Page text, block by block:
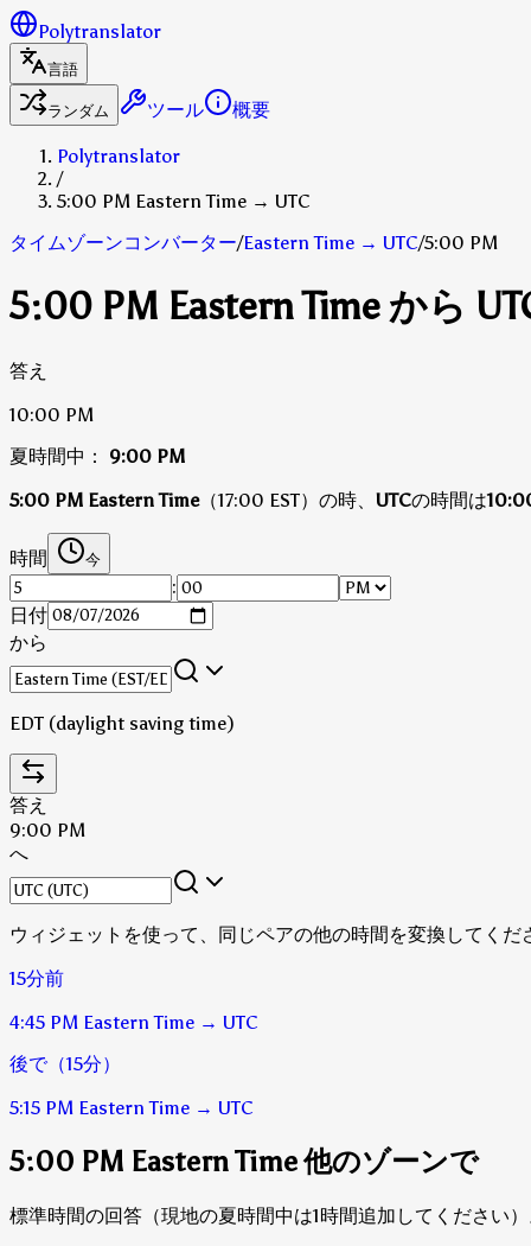
Polytranslator
言語
ランダム ツール 概要
Polytranslator
/
5:00 PM Eastern Time → UTC
タイムゾーンコンバーター/Eastern Time → UTC/5:00 PM
5:00 PM Eastern Time から
答え
10:00 PM
夏時間中：
9:00 PM
5:00 PM Eastern Time（17:00 EST）の時、 UTCの時間は
時間 今
:
日付
から
EDT (daylight saving time)
答え
9:00 PM
へ
ウィジェットを使って、同じペアの他の時間を変換してくだ
15分前
4:45 PM Eastern Time → UTC
後で（15分）
5:15 PM Eastern Time → UTC
5:00 PM Eastern Time 他のゾーンで
標準時間の回答（現地の夏時間中は1時間追加してください